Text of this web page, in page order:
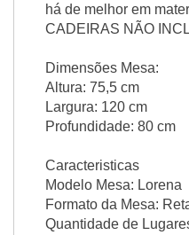
há de melhor em
CADEIRAS NÃO
Dimensões Mesa:
Altura: 75,5 cm
Largura: 120 cm
Profundidade: 80 cm
Caracteristicas
Modelo Mesa: Lorena
Formato da Mesa:
Quantidade de